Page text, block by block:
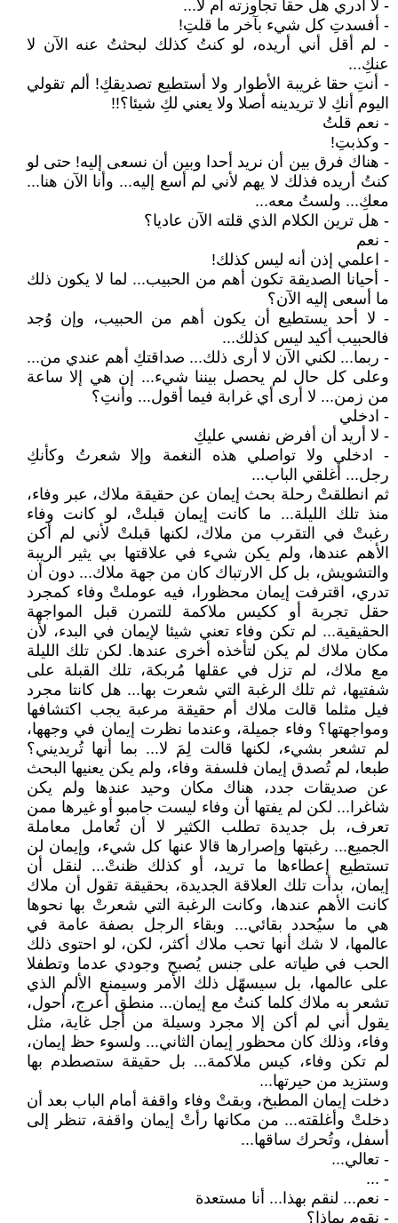
- لا أدري هل حقا تجاوزته أم لا...
- أفسدتِ كل شيء بآخر ما قلتِ!
- لم أقل أني أريده، لو كنتُ كذلك لبحثتُ عنه الآن لا
عنكِ...
- أنتِ حقا غريبة الأطوار ولا أستطيع تصديقكِ! ألم تقولي
اليوم أنكِ لا تريدينه أصلا ولا يعني لكِ شيئا؟!!
- نعم قلتُ
- وكذبتِ!
- هناك فرق بين أن نريد أحدا وبين أن نسعى إليه! حتى لو
كنتُ أريده فذلك لا يهم لأني لم أسع إليه... وأنا الآن هنا...
معكِ... ولستُ معه...
- هل ترين الكلام الذي قلته الآن عاديا؟
- نعم
- اعلمي إذن أنه ليس كذلك!
- أحيانا الصديقة تكون أهم من الحبيب... لما لا يكون ذلك
ما أسعى إليه الآن؟
- لا أحد يستطيع أن يكون أهم من الحبيب، وإن وُجد
فالحبيب أكيد ليس كذلك...
- ربما... لكني الآن لا أرى ذلك... صداقتكِ أهم عندي من...
وعلى كل حال لم يحصل بيننا شيء... إن هي إلا ساعة
من زمن... لا أرى أي غرابة فيما أقول... وأنتِ؟
- ادخلي
- لا أريد أن أفرض نفسي عليكِ
- ادخلي ولا تواصلي هذه النغمة وإلا شعرتُ وكأنكِ
رجل... أغلقي الباب...
ثم انطلقتْ رحلة بحث إيمان عن حقيقة ملاك، عبر وفاء،
منذ تلك الليلة... ما كانت إيمان قبلتْ، لو كانت وفاء
رغبتْ في التقرب من ملاك، لكنها قبلتْ لأني لم أكن
الأهم عندها، ولم يكن شيء في علاقتها بي يثير الريبة
والتشويش، بل كل الارتباك كان من جهة ملاك... دون أن
تدري، اقترفت إيمان محظورا، فيه عوملتْ وفاء كمجرد
حقل تجربة أو ككيس ملاكمة للتمرن قبل المواجهة
الحقيقية... لم تكن وفاء تعني شيئا لإيمان في البدء، لأن
مكان ملاك لم يكن لتأخذه أخرى عندها. لكن تلك الليلة
مع ملاك، لم تزل في عقلها مُربكة، تلك القبلة على
شفتيها، ثم تلك الرغبة التي شعرت بها... هل كانتا مجرد
فيل مثلما قالت ملاك أم حقيقة مرعبة يجب اكتشافها
ومواجهتها؟ وفاء جميلة، وعندما نظرت إيمان في وجهها،
لم تشعر بشيء، لكنها قالت لِمَ لا... بما أنها تُريديني؟
طبعا، لم تُصدق إيمان فلسفة وفاء، ولم يكن يعنيها البحث
عن صديقات جدد، هناك مكان وحيد عندها ولم يكن
شاغرا... لكن لم يفتها أن وفاء ليست جامبو أو غيرها ممن
تعرف، بل جديدة تطلب الكثير لا أن تُعامل معاملة
الجميع... رغبتها وإصرارها قالا عنها كل شيء، وإيمان لن
تستطيع إعطاءها ما تريد، أو كذلك ظنتْ... لنقل أن
إيمان، بدأت تلك العلاقة الجديدة، بحقيقة تقول أن ملاك
كانت الأهم عندها، وكانت الرغبة التي شعرتْ بها نحوها
هي ما سيُحدد بقائي... وبقاء الرجل بصفة عامة في
عالمها، لا شك أنها تحب ملاك أكثر، لكن، لو احتوى ذلك
الحب في طياته على جنس يُصبح وجودي عدما وتطفلا
على عالمها، بل سيسهّل ذلك الأمر وسيمنع الألم الذي
تشعر به ملاك كلما كنتُ مع إيمان... منطق أعرج، أحول،
يقول أني لم أكن إلا مجرد وسيلة من أجل غاية، مثل
وفاء، وذلك كان محظور إيمان الثاني... ولسوء حظ إيمان،
لم تكن وفاء، كيس ملاكمة... بل حقيقة ستصطدم بها
وستزيد من حيرتها...
دخلت إيمان المطبخ، وبقتْ وفاء واقفة أمام الباب بعد أن
دخلتْ وأغلقته... من مكانها رأتْ إيمان واقفة، تنظر إلى
أسفل، وتُحرك ساقها...
- تعالي...
- ...
- نعم... لنقم بهذا... أنا مستعدة
- نقوم بماذا؟